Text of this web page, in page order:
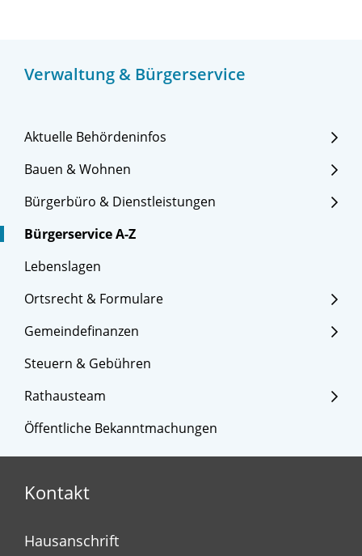
Verwaltung & Bürgerservice
Aktuelle Behördeninfos
Bauen & Wohnen
Bürgerbüro & Dienstleistungen
Bürgerservice A-Z
Lebenslagen
Ortsrecht & Formulare
Gemeindefinanzen
Steuern & Gebühren
Rathausteam
Öffentliche Bekanntmachungen
Kontakt
Hausanschrift